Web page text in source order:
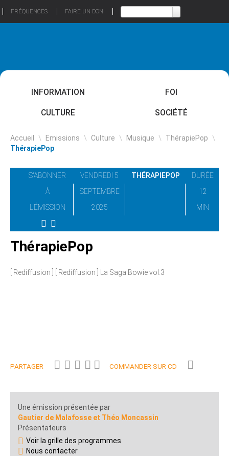
FRÉQUENCES FAIRE UN DON
INFORMATION FOI
CULTURE SOCIÉTÉ
Accueil \ Emissions \ Culture \ Musique \ ThérapiePop \
ThérapiePop
S'ABONNER
À
L'ÉMISSION
VENDREDI 5
SEPTEMBRE
2025
THÉRAPIEPOP
DURÉE
12
MIN
ThérapiePop
[ Rediffusion ] [ Rediffusion ] La Saga Bowie vol.3
PARTAGER COMMANDER SUR CD
Une émission présentée par
Gautier de Malafosse et Théo Moncassin
Présentateurs
Voir la grille des programmes
Nous contacter